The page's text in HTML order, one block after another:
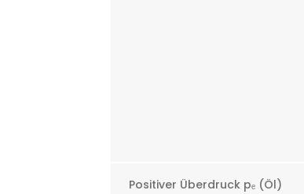
Positiver Überdruck pₑ (Öl)